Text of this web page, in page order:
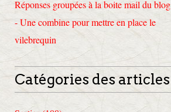
Réponses groupées à la boite mail du blog
- Une combine pour mettre en place le
vilebrequin
Catégories des articles